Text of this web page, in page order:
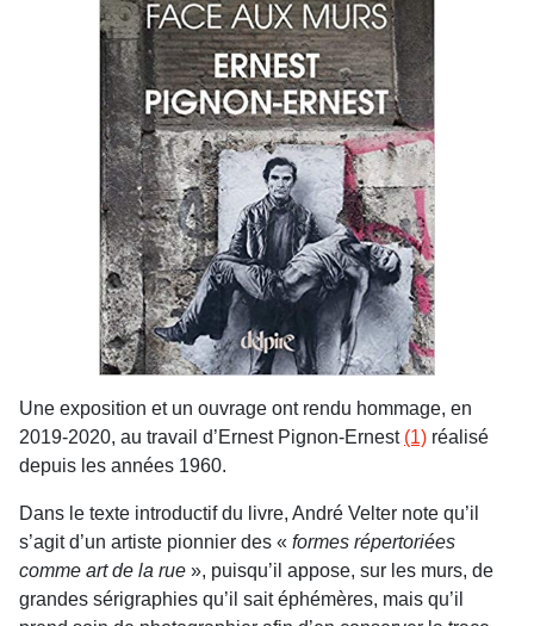
Une exposition et un ouvrage ont rendu hommage, en
2019-2020, au travail d’Ernest Pignon-Ernest (1) réalisé
depuis les années 1960.
Dans le texte introductif du livre, André Velter note qu’il
s’agit d’un artiste pionnier des « formes répertoriées
comme art de la rue », puisqu’il appose, sur les murs, de
grandes sérigraphies qu’il sait éphémères, mais qu’il